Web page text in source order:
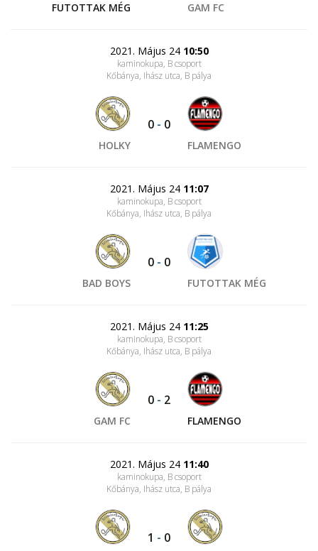
FUTOTTAK MÉG GAM FC
2021. Május 24 10:50
kaminokupa, B csoport
Kőbánya, Ihász utca, B pálya
HOLKY
0 - 0
FLAMENGO
2021. Május 24 11:07
kaminokupa, B csoport
Kőbánya, Ihász utca, B pálya
BAD BOYS
0 - 0
FUTOTTAK MÉG
2021. Május 24 11:25
kaminokupa, B csoport
Kőbánya, Ihász utca, B pálya
GAM FC
0 - 2
FLAMENGO
2021. Május 24 11:40
kaminokupa, B csoport
Kőbánya, Ihász utca, B pálya
1 - 0